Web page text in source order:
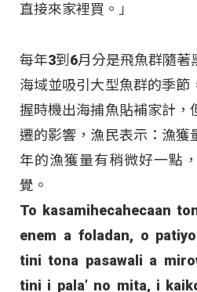
直接來家裡買。」
每年3到6月分是飛魚群隨著
海域並吸引大型魚群的季節
握時機出海捕魚貼補家計，
遷的影響，漁民表示：漁獲
年的漁獲量有稍微好一點
覺。
To kasamihecahecaan
enem a foladan, o
tini tona pasawali a
tini i pala’ no mita, i